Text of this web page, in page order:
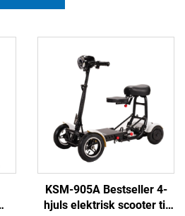
KSM-905A Bestseller 4-
hjuls elektrisk scooter til